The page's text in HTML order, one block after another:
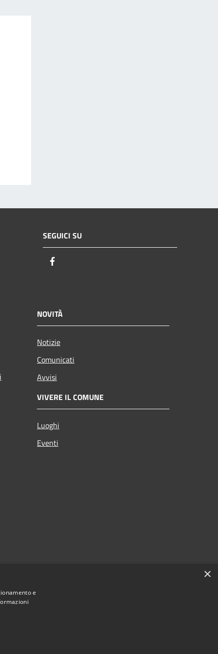
SEGUICI SU
NOVITÀ
Notizie
Comunicati
Avvisi
VIVERE IL COMUNE
Luoghi
Eventi
×
e